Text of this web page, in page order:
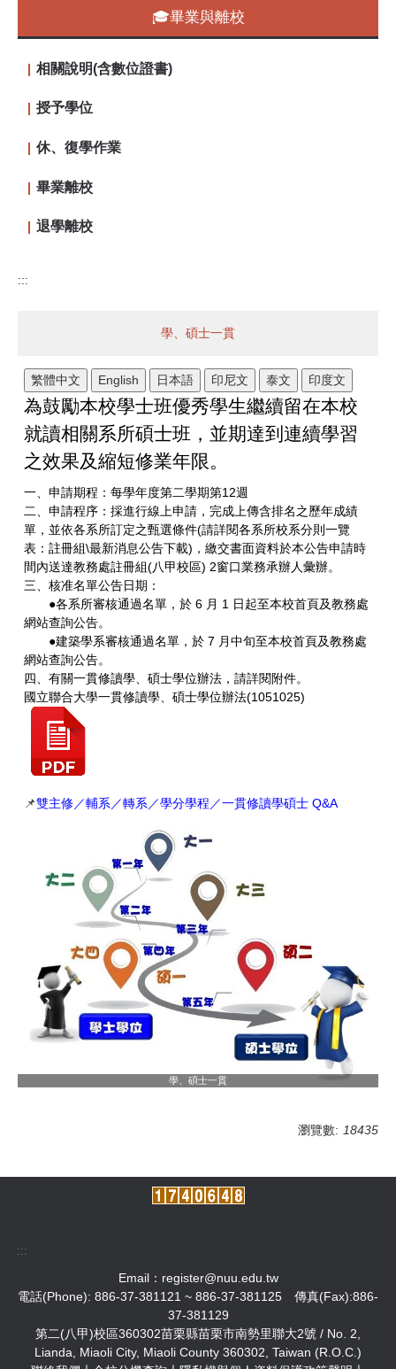
🎓畢業與離校
相關說明(含數位證書)
授予學位
休、復學作業
畢業離校
退學離校
:::
學、碩士一貫
繁體中文 English 日本語 印尼文 泰文 印度文
為鼓勵本校學士班優秀學生繼續留在本校
就讀相關系所碩士班，並期達到連續學習
之效果及縮短修業年限。
一、申請期程：每學年度第二學期第12週
二、申請程序：採進行線上申請，完成上傳含排名之歷年成績
單，並依各系所訂定之甄選條件(請詳閱各系所校系分則一覽
表：註冊組\最新消息公告下載)，繳交書面資料於本公告申請時
間內送達教務處註冊組(八甲校區) 2窗口業務承辦人彙辦。
三、核准名單公告日期：
●各系所審核通過名單，於 6 月 1 日起至本校首頁及教務處
網站查詢公告。
●建築學系審核通過名單，於 7 月中旬至本校首頁及教務處
網站查詢公告。
四、有關一貫修讀學、碩士學位辦法，請詳閱附件。
國立聯合大學一貫修讀學、碩士學位辦法(1051025)
📌雙主修／輔系／轉系／學分學程／一貫修讀學碩士 Q&A
學、碩士一貫
瀏覽數: 18435
:::
Email： register@nuu.edu.tw
電話(Phone): 886-37-381121 ~ 886-37-381125 傳真(Fax):886-
37-381129
第二(八甲)校區360302苗栗縣苗栗市南勢里聯大2號 / No. 2,
Lianda, Miaoli City, Miaoli County 360302, Taiwan (R.O.C.)